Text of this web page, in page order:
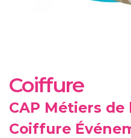
Coiffure
CAP Métiers
Coiffure